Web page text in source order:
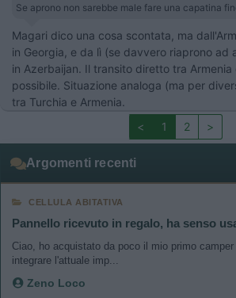
Se aprono non sarebbe male fare una capatina
Magari dico una cosa scontata, ma
in Georgia, e da lì (se davvero riaprono ad
in Azerbaijan. Il transito diretto tra Armenia
possibile. Situazione analoga (ma per
tra Turchia e Armenia.
<
1 2 >
Argomenti recenti
CELLULA ABITATIVA
Pannello ricevuto in regalo, ha senso
Ciao, ho acquistato da poco il mio primo
integrare l'attuale imp...
Zeno Loco